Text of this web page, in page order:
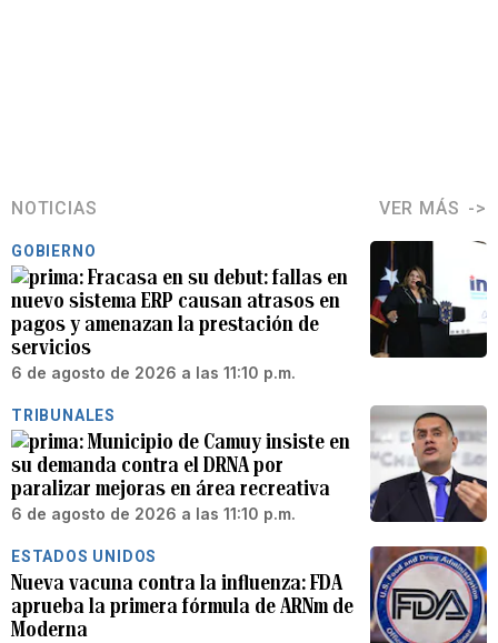
NOTICIAS VER MÁS
GOBIERNO
Fracasa en su debut: fallas en
nuevo sistema ERP causan atrasos en
pagos y amenazan la prestación de
servicios
6 de agosto de 2026 a las 11:10 p.m.
TRIBUNALES
Municipio de Camuy insiste en
su demanda contra el DRNA por
paralizar mejoras en área recreativa
6 de agosto de 2026 a las 11:10 p.m.
ESTADOS UNIDOS
Nueva vacuna contra la influenza: FDA
aprueba la primera fórmula de ARNm de
Moderna